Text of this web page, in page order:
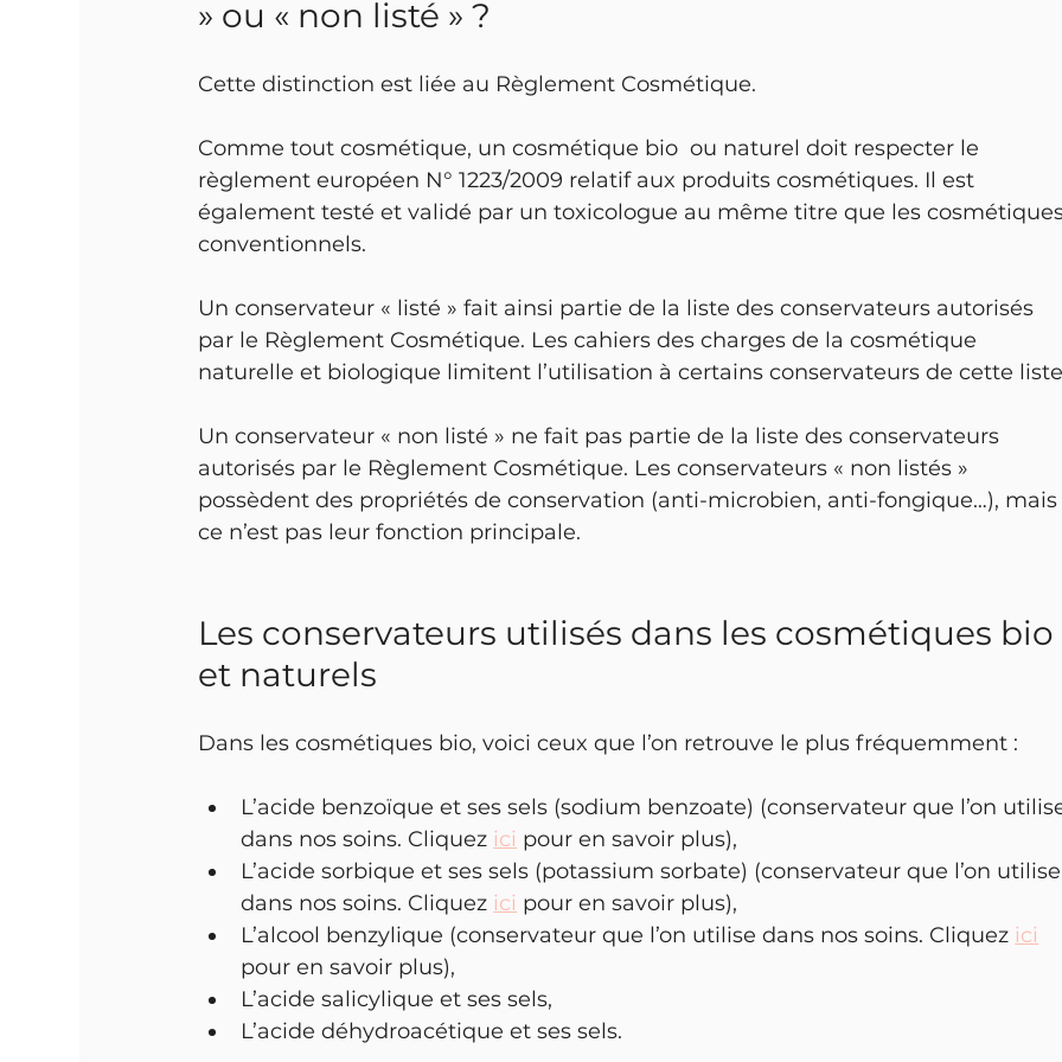
» ou « non listé » ?
Cette distinction est liée au Règlement Cosmétique.
Comme tout cosmétique, un cosmétique bio  ou naturel doit respecter le
règlement européen N° 1223/2009 relatif aux produits cosmétiques. Il est
également testé et validé par un toxicologue au même titre que les
conventionnels.
Un conservateur « listé » fait ainsi partie de la liste des conservateurs autorisés
par le Règlement Cosmétique. Les cahiers des charges de la cosmétique
naturelle et biologique limitent l’utilisation à certains conservateurs de cette
Un conservateur « non listé » ne fait pas partie de la liste des conservateurs
autorisés par le Règlement Cosmétique. Les conservateurs « non listés »
possèdent des propriétés de conservation (anti-microbien, anti-fongique…),
ce n’est pas leur fonction principale.
Les conservateurs utilisés dans les cosmétiques bio
et naturels
Dans les cosmétiques bio, voici ceux que l’on retrouve le plus fréquemment :
L’acide benzoïque et ses sels (sodium benzoate) (conservateur que l’on
dans nos soins. Cliquez ici pour en savoir plus),
L’acide sorbique et ses sels (potassium sorbate) (conservateur que l’on
dans nos soins. Cliquez ici pour en savoir plus),
L’alcool benzylique (conservateur que l’on utilise dans nos soins. Cliquez ici
pour en savoir plus),
L’acide salicylique et ses sels,
L’acide déhydroacétique et ses sels.